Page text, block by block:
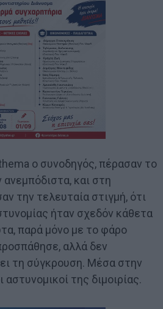
ο συνοδηγός, πέρασαν το
και στη
την τελευταία στιγμή, ότι
ήταν σχεδόν κάθετα
παρά μόνο με το φάρο
αλλά δεν
τη σύγκρουση. Μέσα στην
της διμοιρίας.